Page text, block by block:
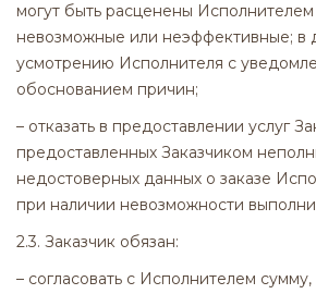
могут быть расценены
невозможные или неэффективные; в
усмотрению Исполнителя с
обоснованием причин;
– отказать в предоставлении услуг
предоставленных Заказчиком
недостоверных данных о заказе
при наличии невозможности
2.3. Заказчик обязан:
– согласовать с Исполнителем